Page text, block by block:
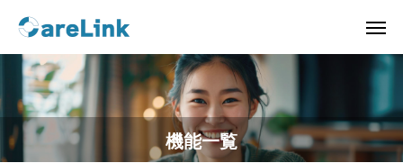
機能一覧